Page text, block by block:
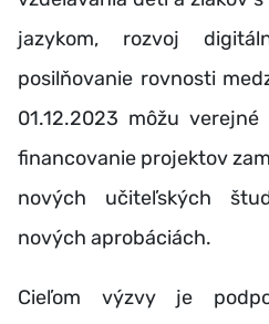
jazykom, rozvoj
posilňovanie rovnosti
01.12.2023 môžu
financovanie projektov
nových učiteľských
nových aprobáciách.
Cieľom výzvy je